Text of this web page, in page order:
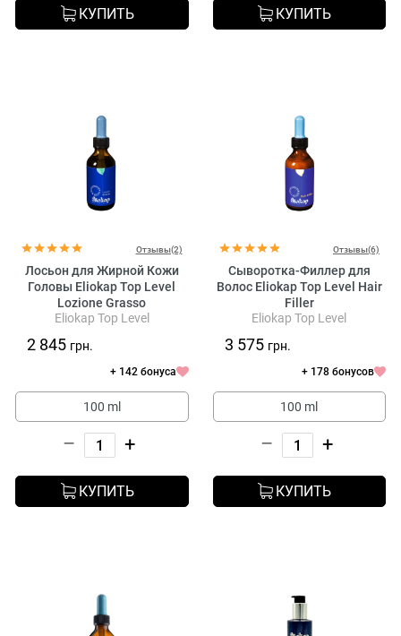
КУПИТЬ КУПИТЬ
Отзывы(2)
Лосьон для Жирной Кожи
Головы Eliokap Top Level
Lozione Grasso
Eliokap Top Level
2 845 грн.
+ 142 бонуса
100 ml
– +
КУПИТЬ
Отзывы(6)
Сыворотка-Филлер для
Волос Eliokap Top Level Hair
Filler
Eliokap Top Level
3 575 грн.
+ 178 бонусов
100 ml
– +
КУПИТЬ